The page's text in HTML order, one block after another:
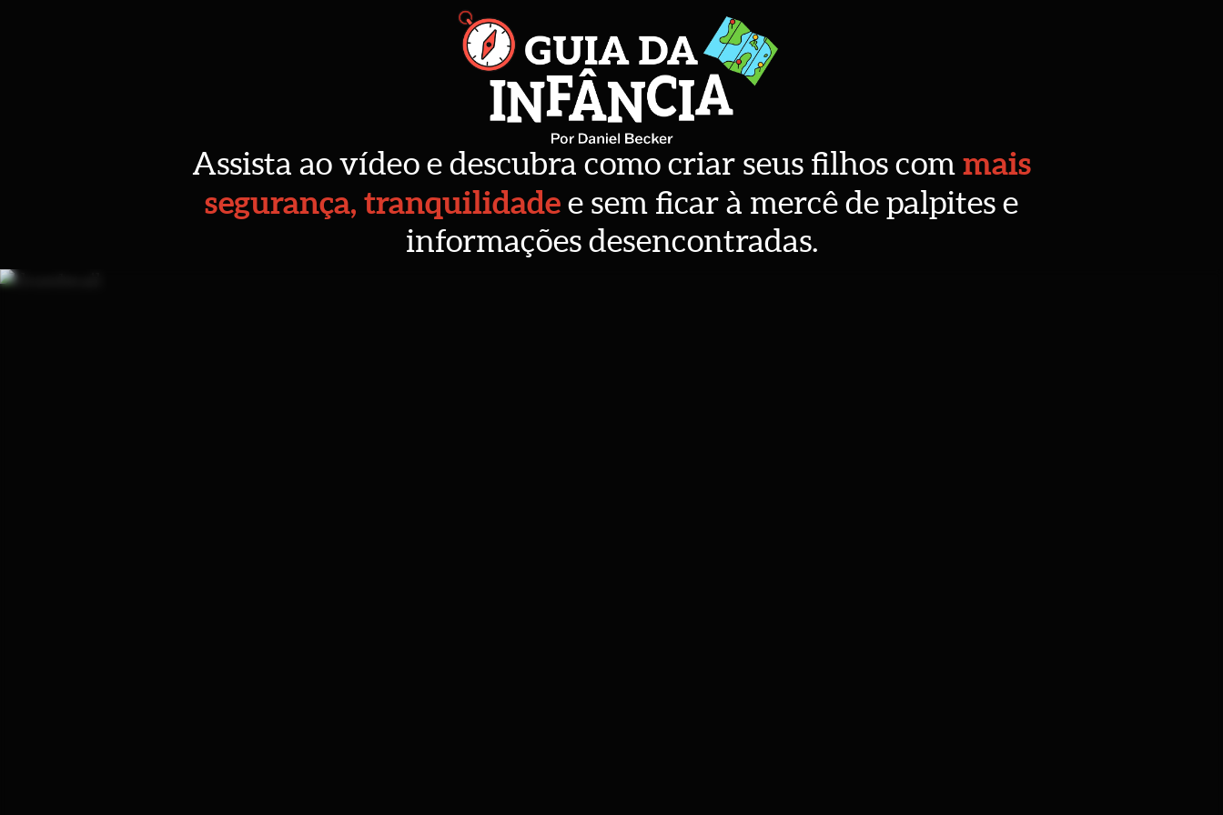
Assista ao vídeo e descubra como criar seus filhos com mais
segurança, tranquilidade e sem ficar à mercê de palpites e
informações desencontradas.